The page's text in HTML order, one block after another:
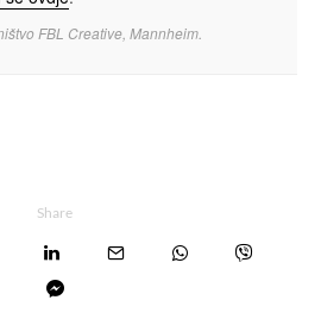
FBL Creative, Mannheim.
Share